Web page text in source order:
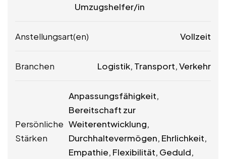
Umzugshelfer/in
Anstellungsart(en) Vollzeit
Branchen Logistik, Transport, Verkehr
Persönliche
Stärken
Anpassungsfähigkeit,
Bereitschaft zur
Weiterentwicklung,
Durchhaltevermögen, Ehrlichkeit,
Empathie, Flexibilität, Geduld,